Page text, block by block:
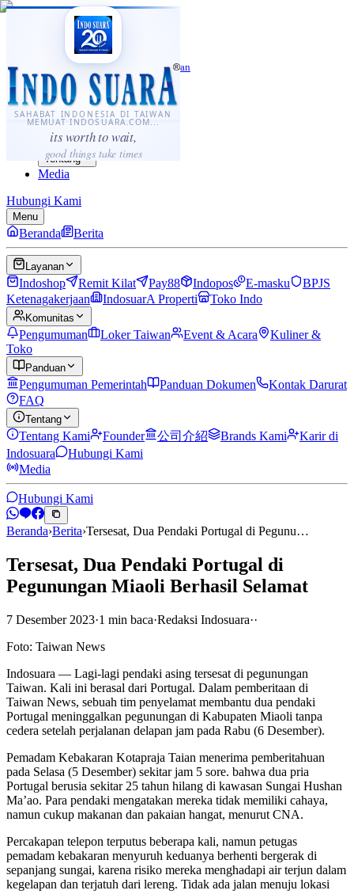
SAHABAT INDONESIA DI TAIWAN
MEMUAT INDOSUARA.COM...
its worth to wait,
good things take times
·...
⌘K
Sahabat Indonesia di Taiwan
Berita
Layanan
Komunitas
Panduan
Tentang
Media
Hubungi Kami
Menu
Beranda Berita
Layanan
Indoshop Remit Kilat Pay88 Indopos E-masku
BPJS
Ketenagakerjaan
IndosuarA Properti Toko Indo
Komunitas
Pengumuman Loker Taiwan Event & Acara
Kuliner &
Toko
Panduan
Pengumuman Pemerintah Panduan Dokumen
Kontak Darurat
FAQ
Tentang
Tentang Kami Founder 公司介紹 Brands Kami
Karir di
Indosuara
Hubungi Kami
Media
Hubungi Kami
Beranda›Berita›Tersesat, Dua Pendaki Portugal di Pegunu…
Tersesat, Dua Pendaki Portugal di
Pegunungan Miaoli Berhasil Selamat
7 Desember 2023·1 min baca·Redaksi Indosuara··
Foto: Taiwan News
Indosuara — Lagi-lagi pendaki asing tersesat di pegunungan
Taiwan. Kali ini berasal dari Portugal. Dalam pemberitaan di
Taiwan News, sebuah tim penyelamat membantu dua pendaki
Portugal meninggalkan pegunungan di Kabupaten Miaoli tanpa
cedera setelah perjalanan delapan jam pada Rabu (6 Desember).
Pemadam Kebakaran Kotapraja Taian menerima pemberitahuan
pada Selasa (5 Desember) sekitar jam 5 sore. bahwa dua pria
Portugal berusia sekitar 25 tahun hilang di kawasan Sungai Hushan
Ma’ao. Para pendaki mengatakan mereka tidak memiliki cahaya,
namun cukup makanan dan pakaian hangat, menurut CNA.
Percakapan telepon terputus beberapa kali, namun petugas
pemadam kebakaran menyuruh keduanya berhenti bergerak di
sepanjang sungai, karena risiko mereka menghadapi air terjun dalam
kegelapan dan terjatuh dari lereng. Tidak ada jalan menuju lokasi